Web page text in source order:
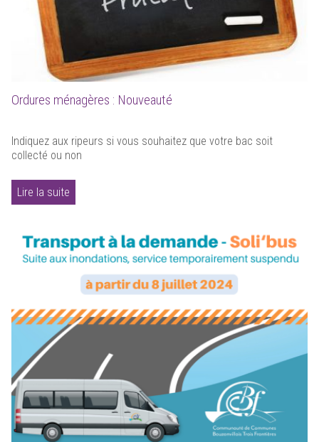
Ordures ménagères : Nouveauté
Indiquez aux ripeurs si vous souhaitez que votre bac soit
collecté ou non
Lire la suite